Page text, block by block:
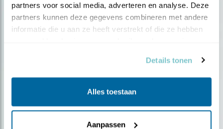
partners voor social media, adverteren en analyse. Deze
partners kunnen deze gegevens combineren met andere
informatie die u aan ze heeft verstrekt of die ze hebben
Details tonen
Alles toestaan
Aanpassen
Ontvang 5 x Vogels voor € 36,00 per jaar